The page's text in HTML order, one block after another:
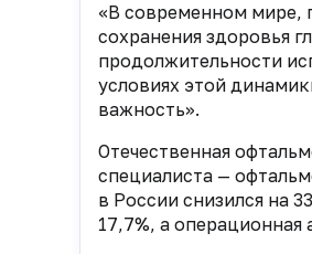
«В современном мире,
сохранения здоровья
продолжительности
условиях этой
важность».
Отечественная
специалиста —
в России снизился на
17,7%, а операционная